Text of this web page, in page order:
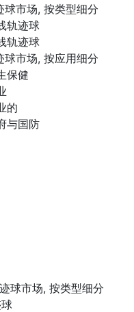
球市场, 按类型细分
轨迹球
轨迹球
球市场, 按应用细分
保健
的
与国防
球市场, 按类型细分